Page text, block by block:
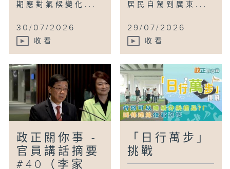
期應對氣候變化...
30/07/2026
收看
居民自駕到廣東...
29/07/2026
收看
政正關你事 -
官員講話摘要
#40（李家
「日行萬步」
挑戰